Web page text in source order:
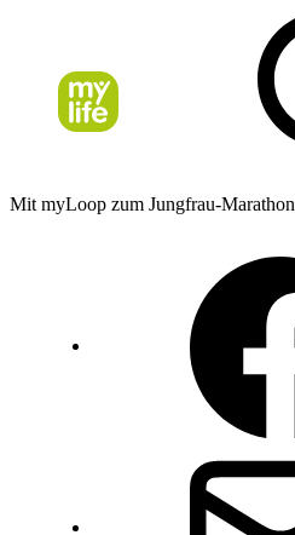
Mit myLoop zum Jungfrau-Marathon